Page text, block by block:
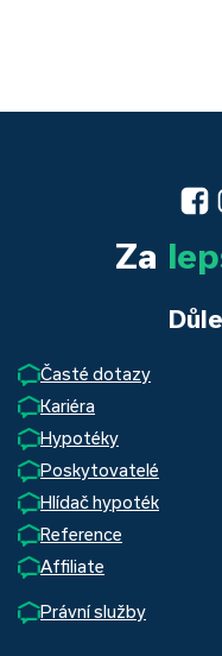
Za
Časté dotazy
Kariéra
Hypotéky
Poskytovatelé
Hlídač hypoték
Reference
Affiliate
Právní služby